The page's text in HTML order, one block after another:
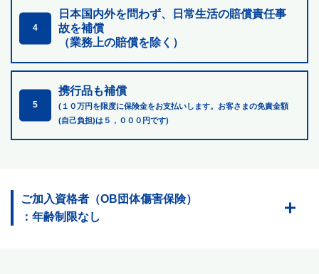
4
日本国内外を問わず、日常生活の賠償責任事
故を補償
（業務上の賠償を除く）
5
携行品も補償
(１０万円を限度に保険金をお支払いします。お客さまの免責金額
(自己負担)は５，０００円です)
ご加入資格者（OB団体傷害保険）
：年齢制限なし